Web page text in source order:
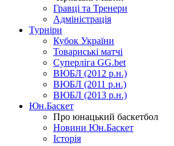
Гравці та Тренери
Адміністрація
Турніри
Кубок України
Товариські матчі
Суперліга GG.bet
ВЮБЛ (2012 р.н.)
ВЮБЛ (2011 р.н.)
ВЮБЛ (2013 р.н.)
Юн.Баскет
Про юнацький баскетбол
Новини Юн.Баскет
Історія